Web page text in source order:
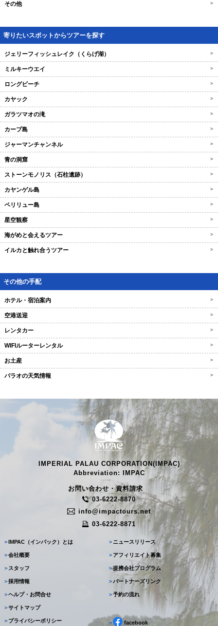
その他 >
寄りたいスポットからツアーを探す
ジェリーフィッシュレイク（くらげ湖） >
ミルキーウエイ >
ロングビーチ >
カヤック >
ガラツマオの滝 >
カープ島 >
ジャーマンチャンネル >
青の洞窟 >
ストーンモノリス（石柱遺跡） >
カヤンゲル島 >
ペリリュー島 >
星空観察 >
海がめと会えるツアー >
イルカと触れ合うツアー >
その他の手配
ホテル・宿泊案内 >
空港送迎 >
レンタカー >
WIFIルーターレンタル >
お土産 >
パラオの天気情報 >
IMPERIAL PALAU CORPORATION(IMPAC)
Abbreviation: IMPAC
お問い合わせ・資料請求
03-6222-8870
info@impactours.net
03-6222-8871
> IMPAC（インパック）とは
>会社概要
> スタッフ
>採用情報
>ヘルプ・お問合せ
>サイトマップ
> ニュースリリース
> アフィリエイト募集
>提携会社プログラム
>パートナーズリンク
>予約の流れ
> プライバシーポリシー > facebook